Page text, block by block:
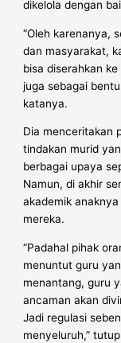
dikelola dengan
“Oleh karenanya,
dan masyarakat,
bisa diserahkan
juga sebagai
katanya.
Dia menceritakan
tindakan murid
berbagai upaya
Namun, di akhir
akademik
mereka.
“Padahal pihak
menuntut guru
menantang, guru
ancaman akan
Jadi regulasi
menyeluruh,”